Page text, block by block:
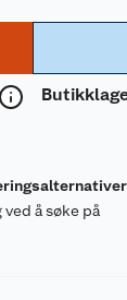
å søke på